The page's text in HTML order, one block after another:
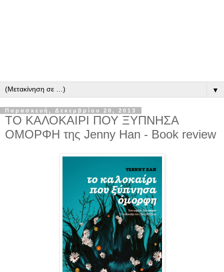
▼
Παρασκευή, Δεκεμβρίου 20, 2013
ΤΟ ΚΑΛΟΚΑΙΡΙ ΠΟΥ ΞΥΠΝΗΣΑ
ΟΜΟΡΦΗ της Jenny Han - Book review